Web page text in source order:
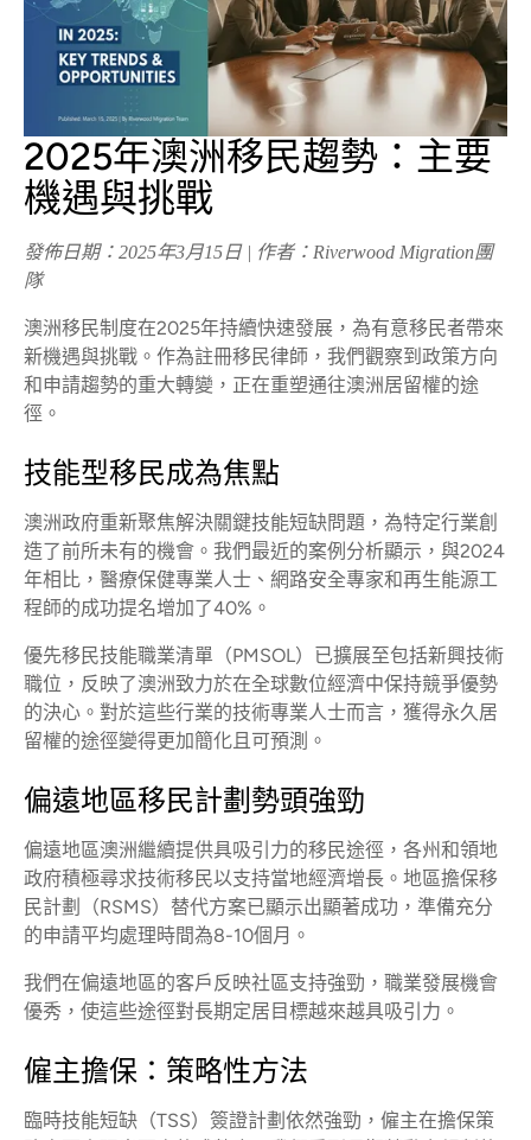
2025年澳洲移民趨勢：主要
機遇與挑戰
發佈日期：2025年3月15日 | 作者：Riverwood Migration團
隊
澳洲移民制度在2025年持續快速發展，為有意移民者帶來
新機遇與挑戰。作為註冊移民律師，我們觀察到政策方向
和申請趨勢的重大轉變，正在重塑通往澳洲居留權的途
徑。
技能型移民成為焦點
澳洲政府重新聚焦解決關鍵技能短缺問題，為特定行業創
造了前所未有的機會。我們最近的案例分析顯示，與2024
年相比，醫療保健專業人士、網路安全專家和再生能源工
程師的成功提名增加了40%。
優先移民技能職業清單（PMSOL）已擴展至包括新興技術
職位，反映了澳洲致力於在全球數位經濟中保持競爭優勢
的決心。對於這些行業的技術專業人士而言，獲得永久居
留權的途徑變得更加簡化且可預測。
偏遠地區移民計劃勢頭強勁
偏遠地區澳洲繼續提供具吸引力的移民途徑，各州和領地
政府積極尋求技術移民以支持當地經濟增長。地區擔保移
民計劃（RSMS）替代方案已顯示出顯著成功，準備充分
的申請平均處理時間為8-10個月。
我們在偏遠地區的客戶反映社區支持強勁，職業發展機會
優秀，使這些途徑對長期定居目標越來越具吸引力。
僱主擔保：策略性方法
臨時技能短缺（TSS）簽證計劃依然強勁，僱主在擔保策